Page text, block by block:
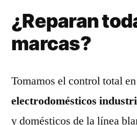
¿Reparan
marcas?
Tomamos el control total
electrodomésticos
y domésticos de la línea